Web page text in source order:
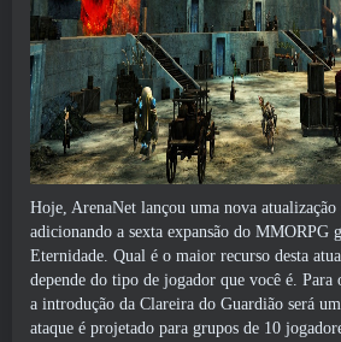
Hoje, ArenaNet lançou uma nova
adicionando a sexta expansão do MMORPG
Eternidade. Qual é o maior recurso desta
depende do tipo de jogador que você é. Para
a introdução da Clareira do Guardião será
ataque é projetado para grupos de 10